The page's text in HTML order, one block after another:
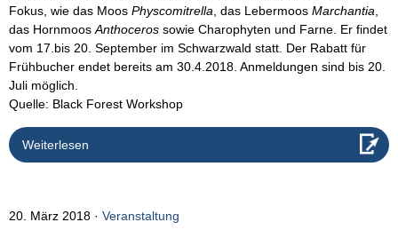
Fokus, wie das Moos Physcomitrella , das Lebermoos Marchantia
das Hornmoos Anthoceros sowie Charophyten und Farne. Er findet
vom 17.bis 20. September im Schwarzwald statt. Der Rabatt für
Frühbucher endet bereits am 30.4.2018. Anmeldungen sind bis 20.
Juli möglich.
Quelle: Black Forest Workshop
Weiterlesen
20. März 2018 Veranstaltung